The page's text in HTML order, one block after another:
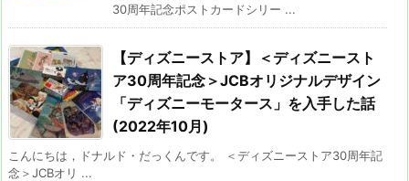
30周年記念ポストカードシリー ...
【ディズニーストア】＜ディズニースト
ア30周年記念＞JCBオリジナルデザイン
「ディズニーモータース」を入手した話
(2022年10月)
こんにちは，ドナルド・だっくんです。 ＜ディズニーストア30周年記
念＞JCBオリ ...